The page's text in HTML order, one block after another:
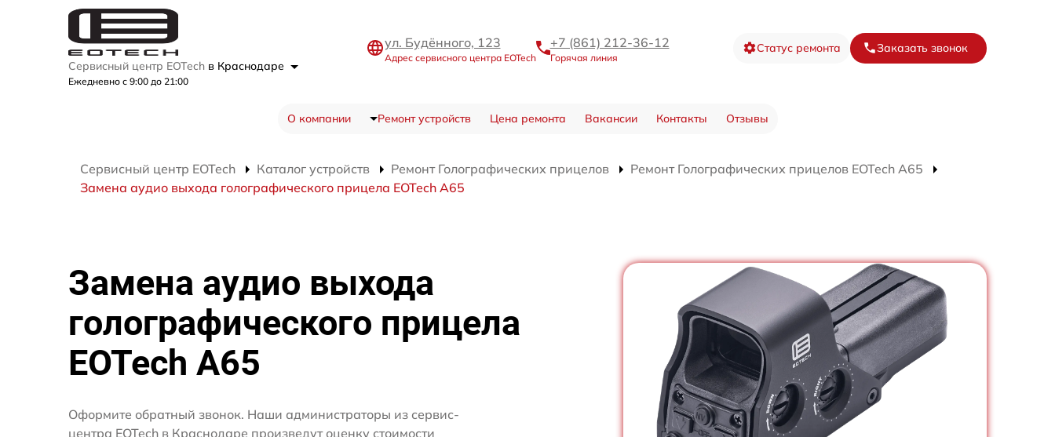
Сервисный центр EOTech в Краснодаре
Ежедневно с 9:00 до 21:00
ул. Будённого, 123
Адрес сервисного центра EOTech
+7 (861) 212-36-12
Горячая линия
Статус ремонта Заказать звонок
О компании Ремонт устройств Цена ремонта Вакансии Контакты Отзывы
Сервисный центр EOTech Каталог устройств Ремонт Голографических прицелов
Ремонт Голографических прицелов EOTech A65
Замена аудио выхода голографического прицела EOTech A65
Замена аудио выхода
голографического прицела
EOTech A65
Оформите обратный звонок. Наши администраторы из сервис-
центра EOTech в Краснодаре произведут оценку стоимости